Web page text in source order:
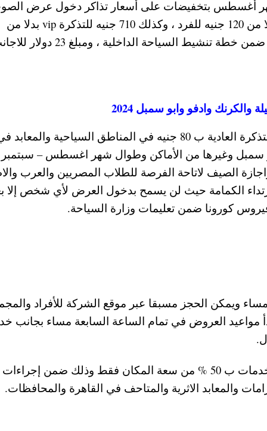
شهر أغسطس بتخفيضات على أسعار تذاكر دخول عرض
والضوء في الاهرامات بسعر يبدأ من 100 جنيه بدلا من 120 جنيه للفرد ، وكذلك 710 جنيه للتذكرة vip بدلا من
السياحة الداخلية ، ومبلغ 23 دولار للاجانب.
وادفو وابو سمبل 2024
كما تقدم الشركة عروض وتخفيضات على سعر التذكرة العادية ب 80 جنيه في المناطق السياحية
الصيف لاتاحة الفرصة للطلاب المصريين والعرب
الكمامة حيث لن يسمح بدخول العرض لأي شخص إلا
كورونا ضمن تعليمات وزارة السياحة.
ويمكن الحجز مسبقا عبر موقع الشركة للأفراد
مواعيد العروض في تمام الساعة السابعة مساء بجانب
ويتم تعقيم اماكن تقديم العروض بجانب تقديم الخدمات ب 50 % من سعة المكان فقط وذلك ضمن إجراءات
والمعابد الاثرية والمتاحف في القاهرة والمحافظات.